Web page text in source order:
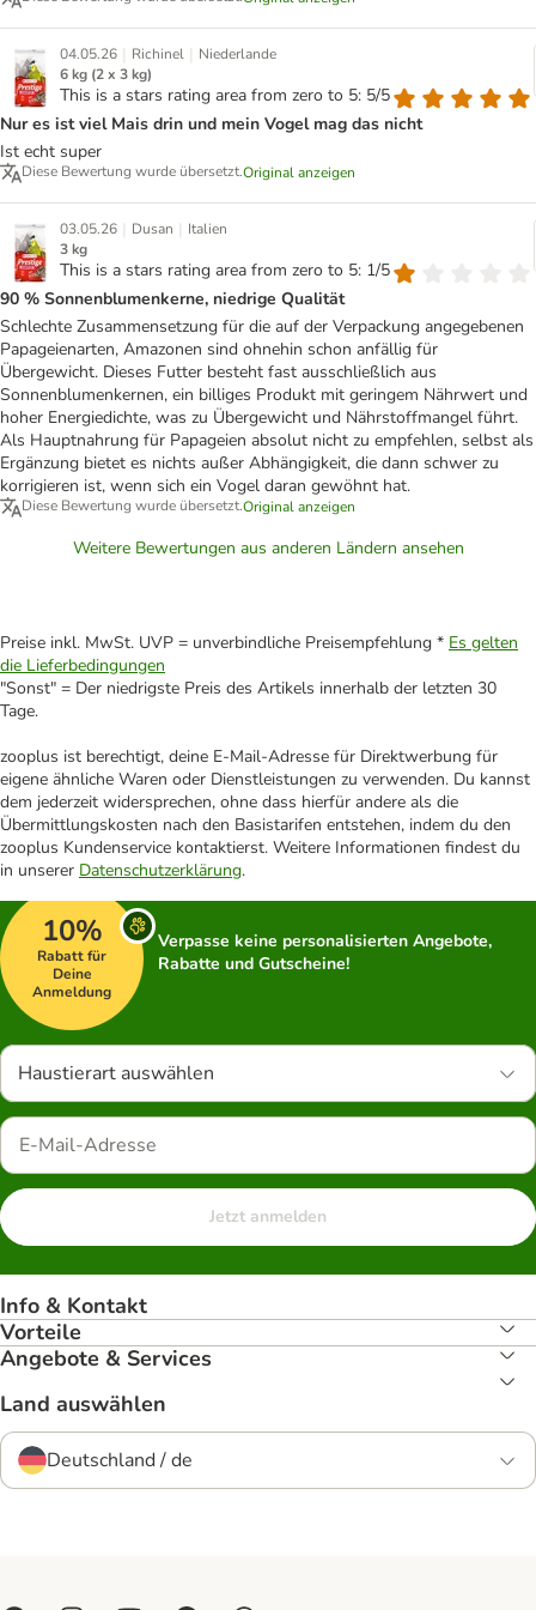
04.05.26 | Richinel | Niederlande
6 kg (2 x 3 kg)
This is a stars rating area from zero to 5: 5/5
Nur es ist viel Mais drin und mein Vogel mag das nicht
Ist echt super
Diese Bewertung wurde übersetzt.Original anzeigen
03.05.26 | Dusan | Italien
3 kg
This is a stars rating area from zero to 5: 1/5
90 % Sonnenblumenkerne, niedrige Qualität
Schlechte Zusammensetzung für die auf der Verpackung angegebenen
Papageienarten, Amazonen sind ohnehin schon anfällig für
Übergewicht. Dieses Futter besteht fast ausschließlich aus
Sonnenblumenkernen, ein billiges Produkt mit geringem Nährwert und
hoher Energiedichte, was zu Übergewicht und Nährstoffmangel führt.
Als Hauptnahrung für Papageien absolut nicht zu empfehlen, selbst als
Ergänzung bietet es nichts außer Abhängigkeit, die dann schwer zu
korrigieren ist, wenn sich ein Vogel daran gewöhnt hat.
Diese Bewertung wurde übersetzt.Original anzeigen
Weitere Bewertungen aus anderen Ländern ansehen
Preise inkl. MwSt. UVP = unverbindliche Preisempfehlung * Es gelten
die Lieferbedingungen
"Sonst" = Der niedrigste Preis des Artikels innerhalb der letzten 30
Tage.
zooplus ist berechtigt, deine E-Mail-Adresse für Direktwerbung für
eigene ähnliche Waren oder Dienstleistungen zu verwenden. Du kannst
dem jederzeit widersprechen, ohne dass hierfür andere als die
Übermittlungskosten nach den Basistarifen entstehen, indem du den
zooplus Kundenservice kontaktierst. Weitere Informationen findest du
in unserer Datenschutzerklärung.
10%
Rabatt für
Deine
Anmeldung
Verpasse keine personalisierten Angebote,
Rabatte und Gutscheine!
Haustierart auswählen
Jetzt anmelden
Info & Kontakt
Vorteile
Angebote & Services
Land auswählen
Deutschland / de